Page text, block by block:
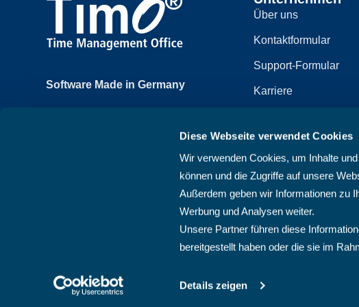
Diese Webseite verwendet Cookies
Wir verwenden Cookies, um Inhalte
können und die Zugriffe auf unsere
Außerdem geben wir Informationen zu
Werbung und Analysen weiter.
Unsere Partner führen diese
bereitgestellt haben oder die sie im
Details zeigen
Software Made in Germany
61250 Usingen, Deutschland
+49 6081 58600
Über uns
Kontaktformular
Support-Formular
Karriere
Datenschutzerklärung
Sitemap
AGB